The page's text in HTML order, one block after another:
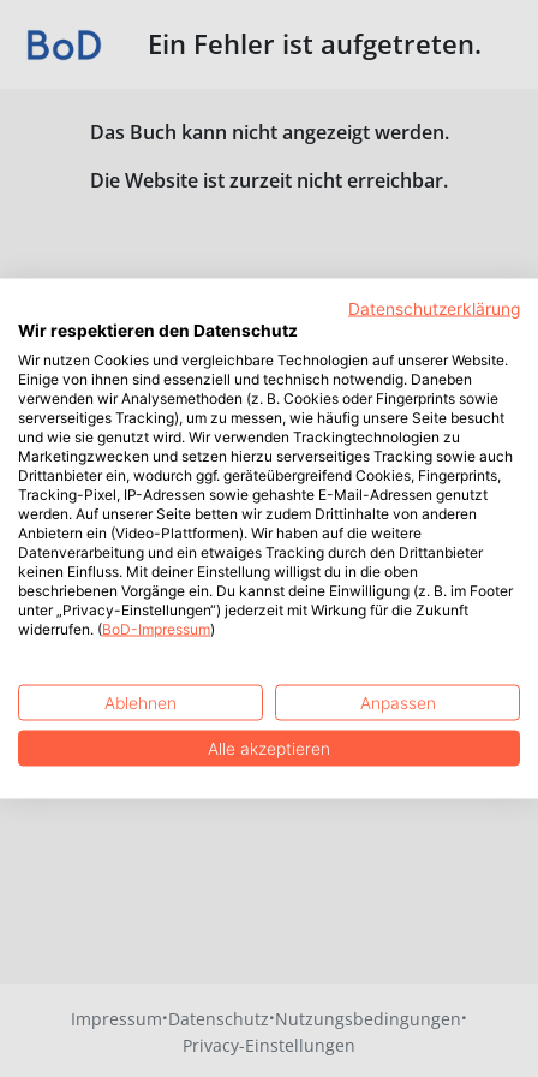
Ein Fehler ist aufgetreten.
Das Buch kann nicht angezeigt werden.
Die Website ist zurzeit nicht erreichbar.
Impressum·Datenschutz·Nutzungsbedingungen·
Privacy-Einstellungen
Datenschutzerklärung
Wir respektieren den Datenschutz
Wir nutzen Cookies und vergleichbare Technologien auf unserer Website.
Einige von ihnen sind essenziell und technisch notwendig. Daneben
verwenden wir Analysemethoden (z. B. Cookies oder Fingerprints sowie
serverseitiges Tracking), um zu messen, wie häufig unsere Seite besucht
und wie sie genutzt wird. Wir verwenden Trackingtechnologien zu
Marketingzwecken und setzen hierzu serverseitiges Tracking sowie auch
Drittanbieter ein, wodurch ggf. geräteübergreifend Cookies, Fingerprints,
Tracking-Pixel, IP-Adressen sowie gehashte E-Mail-Adressen genutzt
werden. Auf unserer Seite betten wir zudem Drittinhalte von anderen
Anbietern ein (Video-Plattformen). Wir haben auf die weitere
Datenverarbeitung und ein etwaiges Tracking durch den Drittanbieter
keinen Einfluss. Mit deiner Einstellung willigst du in die oben
beschriebenen Vorgänge ein. Du kannst deine Einwilligung (z. B. im Footer
unter „Privacy-Einstellungen“) jederzeit mit Wirkung für die Zukunft
widerrufen. (BoD-Impressum)
Ablehnen Anpassen
Alle akzeptieren